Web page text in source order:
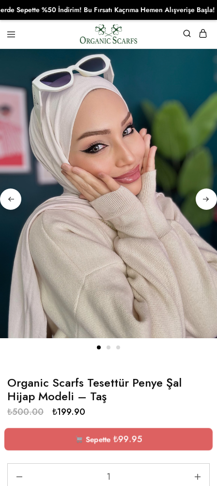
Organikscarf
Organic Scarfs Tesettür Penye Şal
Hijap Modeli – Taş
₺500.00 ₺199.90
Sepette ₺99.95
%50 İndirim! Bu Fırsatı Kaçrıma Hemen Alışverişe Başla!